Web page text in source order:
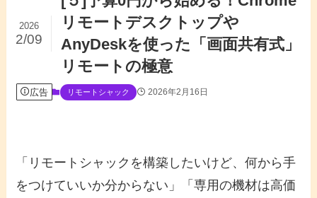
リモートデスクトップや
AnyDeskを使った「画面共有式」
リモートの極意
2026
2/09
広告 リモートシャック 2026年2月16日
「リモートシャックを構築したいけど、何から手
をつけていいか分からない」「専用の機材は高価